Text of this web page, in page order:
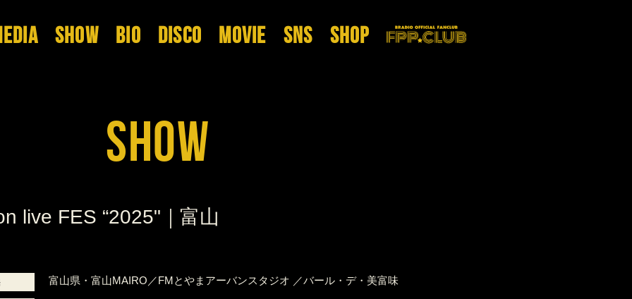
SHOW BIO DISCO MOVIE SNS SHOP
SHOW
live FES “2025"｜富山
富山県・富山MAIRO／FMとやまアーバンスタジオ ／バール・デ・美富味